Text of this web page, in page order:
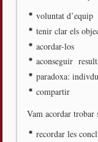
voluntat d’equip
tenir clar els
acordar-los
aconseguir
paradoxa:
compartir
Vam acordar trobar
recordar les